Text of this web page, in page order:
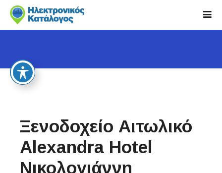
i
Ξενοδοχείο Αιτωλικό
Alexandra Hotel
Νικολογιάννη